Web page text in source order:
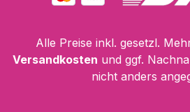
Alle Preise inkl. gesetzl.
Versandkosten und ggf.
nicht anders